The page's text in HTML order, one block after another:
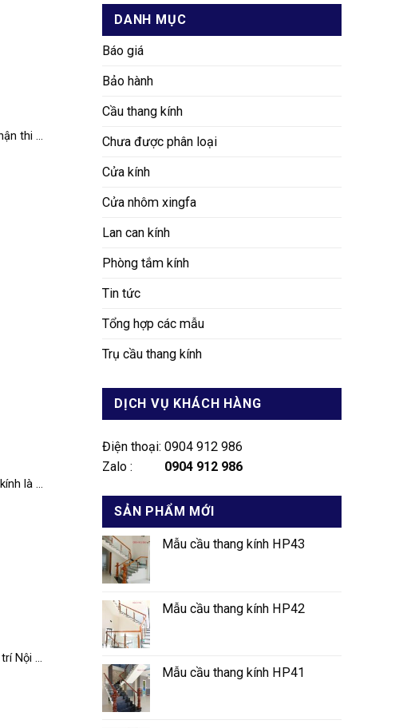
thi ...
là ...
Nội ...
DANH MỤC
Báo giá
Bảo hành
Cầu thang kính
Chưa được phân loại
Cửa kính
Cửa nhôm xingfa
Lan can kính
Phòng tắm kính
Tin tức
Tổng hợp các mẫu
Trụ cầu thang kính
DỊCH VỤ KHÁCH HÀNG
Điện thoại: 0904 912 986
Zalo :
0904 912 986
SẢN PHẨM MỚI
Mẫu cầu thang kính HP43
Mẫu cầu thang kính HP42
Mẫu cầu thang kính HP41